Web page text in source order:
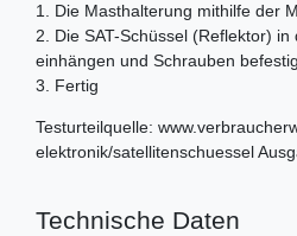
1. Die Masthalterung mithilfe der
2. Die SAT-Schüssel (Reflektor)
einhängen und Schrauben
3. Fertig
Testurteilquelle:
elektronik/satellitenschuessel
Technische Daten